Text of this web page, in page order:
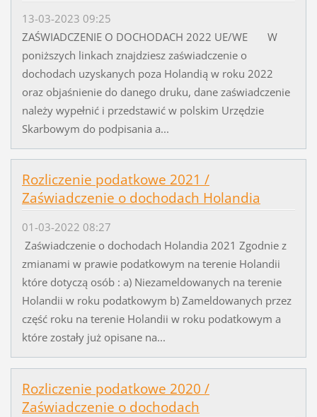
13-03-2023 09:25
ZAŚWIADCZENIE O DOCHODACH 2022 UE/WE W
poniższych linkach znajdziesz zaświadczenie o
dochodach uzyskanych poza Holandią w roku 2022
oraz objaśnienie do danego druku, dane zaświadczenie
należy wypełnić i przedstawić w polskim Urzędzie
Skarbowym do podpisania a...
Rozliczenie podatkowe 2021 /
Zaświadczenie o dochodach Holandia
01-03-2022 08:27
Zaświadczenie o dochodach Holandia 2021 Zgodnie z
zmianami w prawie podatkowym na terenie Holandii
które dotyczą osób : a) Niezameldowanych na terenie
Holandii w roku podatkowym b) Zameldowanych przez
część roku na terenie Holandii w roku podatkowym a
które zostały już opisane na...
Rozliczenie podatkowe 2020 /
Zaświadczenie o dochodach